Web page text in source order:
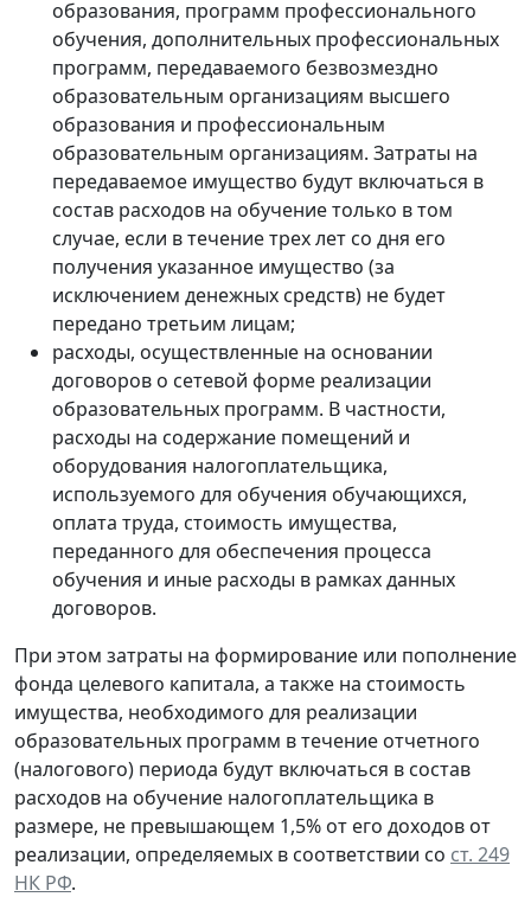
образования, программ профессионального
обучения, дополнительных профессиональных
программ, передаваемого безвозмездно
образовательным организациям высшего
образования и профессиональным
образовательным организациям. Затраты на
передаваемое имущество будут включаться в
состав расходов на обучение только в том
случае, если в течение трех лет со дня его
получения указанное имущество (за
исключением денежных средств) не будет
передано третьим лицам;
расходы, осуществленные на основании
договоров о сетевой форме реализации
образовательных программ. В частности,
расходы на содержание помещений и
оборудования налогоплательщика,
используемого для обучения обучающихся,
оплата труда, стоимость имущества,
переданного для обеспечения процесса
обучения и иные расходы в рамках данных
договоров.
При этом затраты на формирование или пополнение
фонда целевого капитала, а также на стоимость
имущества, необходимого для реализации
образовательных программ в течение отчетного
(налогового) периода будут включаться в состав
расходов на обучение налогоплательщика в
размере, не превышающем 1,5% от его доходов от
реализации, определяемых в соответствии со ст. 249
НК РФ.